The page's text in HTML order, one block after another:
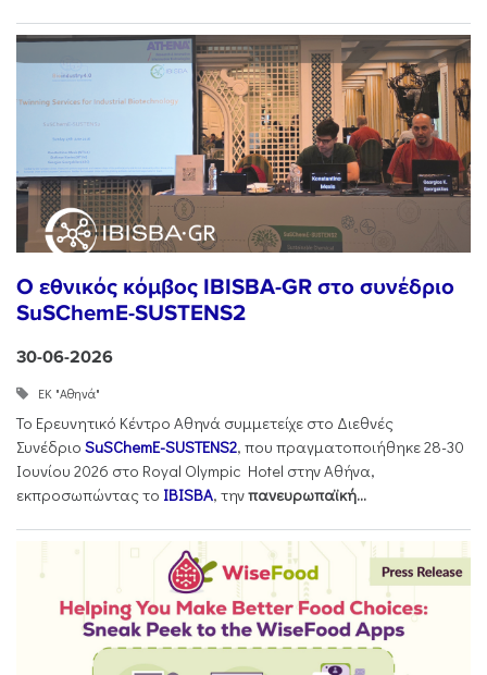
Ο εθνικός κόμβος IBISBA-GR στο συνέδριο
SuSChemE-SUSTENS2
30-06-2026
ΕΚ "Αθηνά"
Το Ερευνητικό Κέντρο Αθηνά συμμετείχε στο Διεθνές
Συνέδριο SuSChemE-SUSTENS2, που πραγματοποιήθηκε 28-30
Ιουνίου 2026 στο Royal Olympic Hotel στην Αθήνα,
εκπροσωπώντας το IBISBA, τηνπανευρωπαϊκή...